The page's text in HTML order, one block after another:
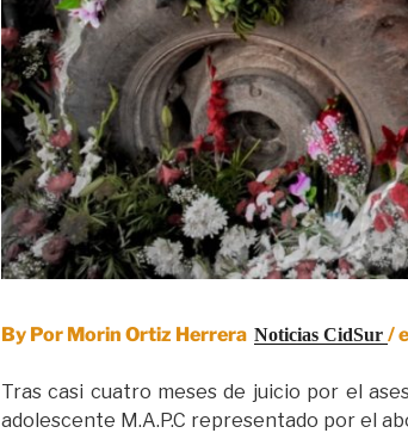
By Por Morin Ortiz Herrera Noticias CidSur /
Tras casi cuatro meses de juicio por el
adolescente M.A.P.C representado por el